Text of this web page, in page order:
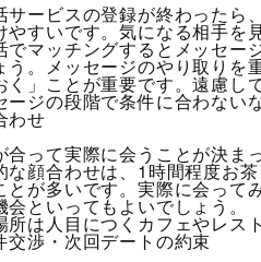
サービスの登録が終わったら
やすいです。気になる相手を
でマッチングするとメッセー
う。メッセージのやり取りを
く」ことが重要です。遠慮し
ージの段階で条件に合わない
わせ
合って実際に会うことが決ま
な顔合わせは、1時間程度お
とが多いです。実際に会って
会といってもよいでしょう。
所は人目につくカフェやレス
渉・次回デートの約束